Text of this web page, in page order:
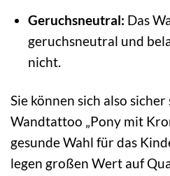
Geruchsneutral: Das
geruchsneutral und
nicht.
Sie können sich also sicher
Wandtattoo „Pony mit
gesunde Wahl für das
legen großen Wert auf